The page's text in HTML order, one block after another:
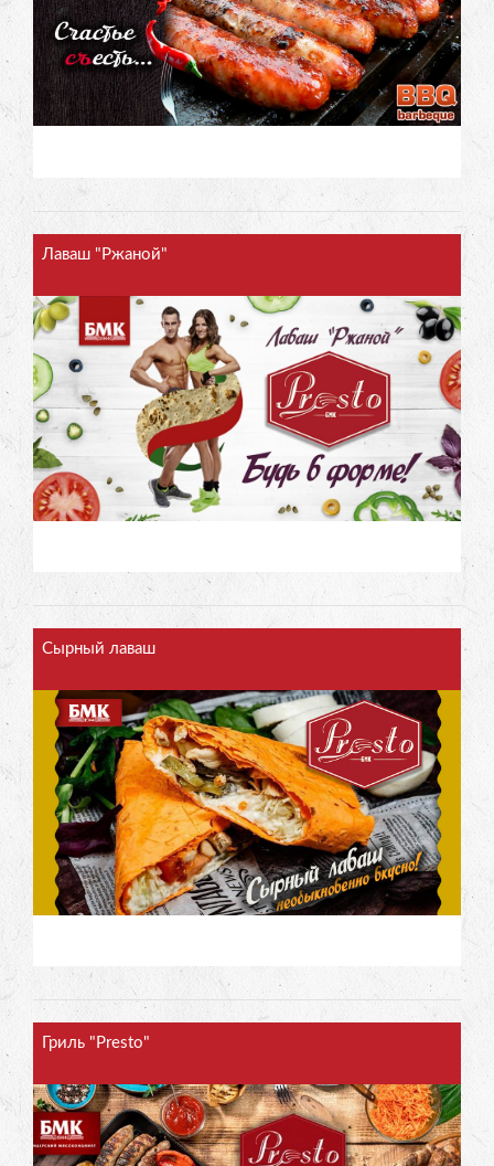
Лаваш "Ржаной"
Сырный лаваш
Гриль "Presto"